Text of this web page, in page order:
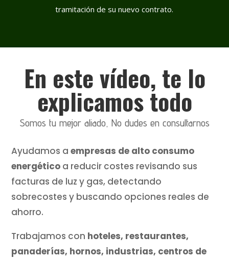
tramitación de su nuevo contrato.
En este vídeo, te lo
explicamos todo
Somos tu mejor aliado, No dudes en consultarnos
Ayudamos aempresas de alto consumo
energético a reducir costes revisando sus
facturas de luz y gas, detectando
sobrecostes y buscando opciones reales de
ahorro.
Trabajamos con hoteles, restaurantes,
panaderías, hornos, industrias, centros de